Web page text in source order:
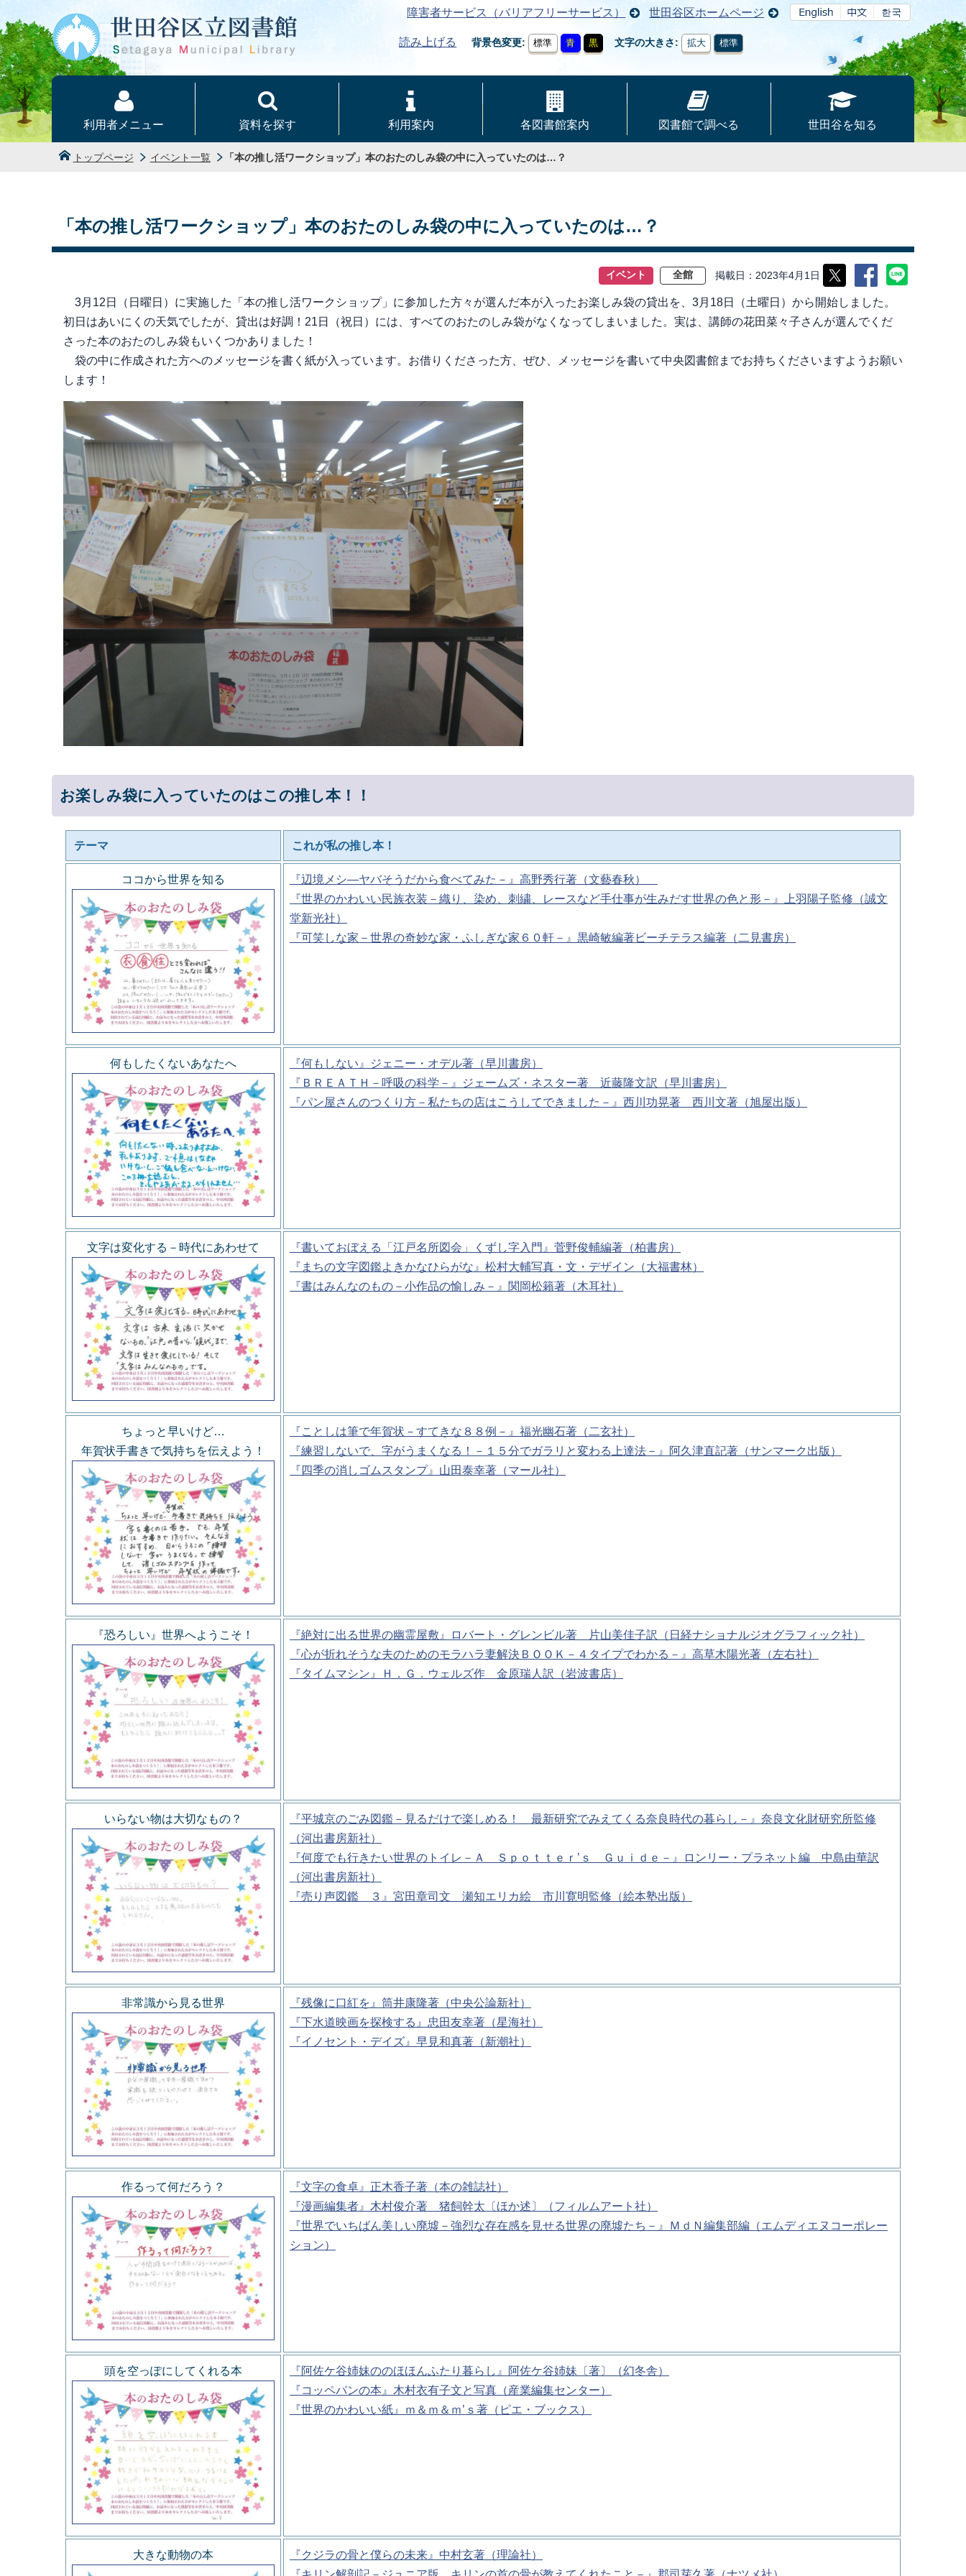
本文へ
障害者サービス（バリアフリーサービス） 世田谷区ホームページ
読み上げる 背景色変更 標準 青 黒 文字の大きさ 拡大 標準
利用者メニュー 資料を探す 利用案内 各図書館案内 図書館で調べる 世田谷を知る
トップページ イベント一覧 「本の推し活ワークショップ」本のおたのしみ袋の中に入っていたのは…？
「本の推し活ワークショップ」本のおたのしみ袋の中に入っていたのは…？
イベント 全館 掲載日 2023年4月1日
3月12日（日曜日）に実施した「本の推し活ワークショップ」に参加した方々が選んだ本が入ったお楽しみ袋の貸出を、3月18日（土曜日）から開始しました。
初日はあいにくの天気でしたが、貸出は好調！21日（祝日）には、すべてのおたのしみ袋がなくなってしまいました。実は、講師の花田菜々子さんが選んでくだ
さった本のおたのしみ袋もいくつかありました！
袋の中に作成された方へのメッセージを書く紙が入っています。お借りくださった方、ぜひ、メッセージを書いて中央図書館までお持ちくださいますようお願い
します！
お楽しみ袋に入っていたのはこの推し本！！
テーマ これが私の推し本！
ココから世界を知る
『辺境メシ―ヤバそうだから食べてみた－』高野秀行著（文藝春秋）
『世界のかわいい民族衣装－織り、染め、刺繍、レースなど手仕事が生みだす世界の色と形－』上羽陽子監修（誠文
堂新光社）
『可笑しな家－世界の奇妙な家・ふしぎな家６０軒－』黒崎敏編著ビーチテラス編著（二見書房）
何もしたくないあなたへ
『何もしない』ジェニー・オデル著（早川書房）
『ＢＲＥＡＴＨ－呼吸の科学－』ジェームズ・ネスター著 近藤隆文訳（早川書房）
『パン屋さんのつくり方－私たちの店はこうしてできました－』西川功晃著 西川文著（旭屋出版）
文字は変化する－時代にあわせて
『書いておぼえる「江戸名所図会」くずし字入門』菅野俊輔編著（柏書房）
『まちの文字図鑑よきかなひらがな』松村大輔写真・文・デザイン（大福書林）
『書はみんなのもの－小作品の愉しみ－』関岡松籟著（木耳社）
ちょっと早いけど…
年賀状手書きで気持ちを伝えよう！
『ことしは筆で年賀状－すてきな８８例－』福光幽石著（二玄社）
『練習しないで、字がうまくなる！－１５分でガラリと変わる上達法－』阿久津直記著（サンマーク出版）
『四季の消しゴムスタンプ』山田泰幸著（マール社）
『恐ろしい』世界へようこそ！
『絶対に出る世界の幽霊屋敷』ロバート・グレンビル著 片山美佳子訳（日経ナショナルジオグラフィック社）
『心が折れそうな夫のためのモラハラ妻解決ＢＯＯＫ－４タイプでわかる－』高草木陽光著（左右社）
『タイムマシン』Ｈ．Ｇ．ウェルズ作 金原瑞人訳（岩波書店）
いらない物は大切なもの？
『平城京のごみ図鑑－見るだけで楽しめる！ 最新研究でみえてくる奈良時代の暮らし－』奈良文化財研究所監修
（河出書房新社）
『何度でも行きたい世界のトイレ－Ａ Ｓｐｏｔｔｅｒ’ｓ Ｇｕｉｄｅ－』ロンリー・プラネット編 中島由華訳
（河出書房新社）
『売り声図鑑 ３』宮田章司文 瀬知エリカ絵 市川寛明監修（絵本塾出版）
非常識から見る世界
『残像に口紅を』筒井康隆著（中央公論新社）
『下水道映画を探検する』忠田友幸著（星海社）
『イノセント・デイズ』早見和真著（新潮社）
作るって何だろう？
『文字の食卓』正木香子著（本の雑誌社）
『漫画編集者』木村俊介著 猪飼幹太〔ほか述〕（フィルムアート社）
『世界でいちばん美しい廃墟－強烈な存在感を見せる世界の廃墟たち－』ＭｄＮ編集部編（エムディエヌコーポレー
ション）
頭を空っぽにしてくれる本
『阿佐ケ谷姉妹ののほほんふたり暮らし』阿佐ケ谷姉妹〔著〕（幻冬舎）
『コッペパンの本』木村衣有子文と写真（産業編集センター）
『世界のかわいい紙』ｍ＆ｍ＆ｍ’ｓ著（ピエ・ブックス）
大きな動物の本
『クジラの骨と僕らの未来』中村玄著（理論社）